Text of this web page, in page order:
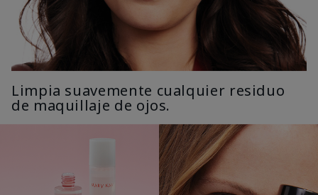
Limpia suavemente cualquier residuo
de maquillaje de ojos.